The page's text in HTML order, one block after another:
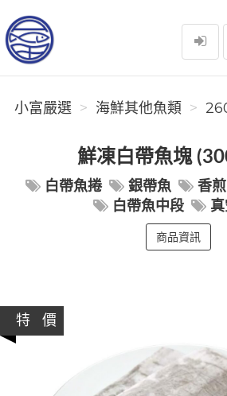
小富嚴選
小富嚴選 海鮮其他魚類
鮮凍白帶魚塊
白帶魚捲 銀帶魚 香煎
白帶魚中段
商品資訊
特 價